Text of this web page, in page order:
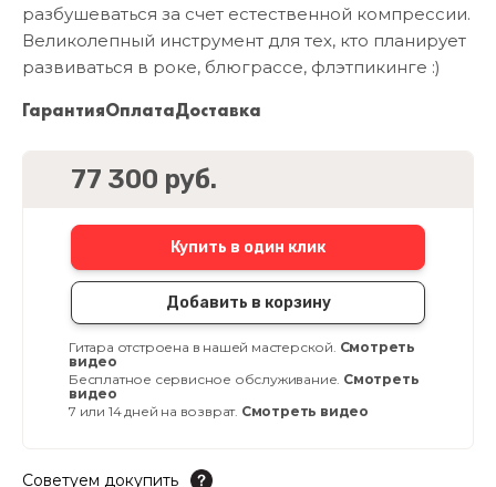
разбушеваться за счет естественной компрессии.
Великолепный инструмент для тех, кто планирует
развиваться в роке, блюграссе, флэтпикинге :)
ГарантияОплатаДоставка
77 300 руб.
Купить в один клик
Добавить в корзину
Гитара отстроена в нашей мастерской. Смотреть
видео
Бесплатное сервисное обслуживание. Смотреть
видео
7 или 14 дней на возврат. Смотреть видео
Советуем докупить